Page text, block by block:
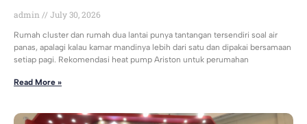
admin July 30, 2026
Rumah cluster dan rumah dua lantai punya tantangan tersendiri soal air
panas, apalagi kalau kamar mandinya lebih dari satu dan dipakai bersamaan
setiap pagi. Rekomendasi heat pump Ariston untuk perumahan
Read More »